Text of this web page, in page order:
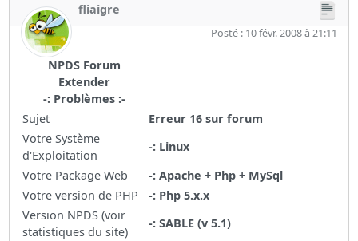
fliaigre
Posté : 10 févr. 2008 à 21:11
NPDS Forum
Extender
-: Problèmes :-
Sujet
Erreur 16 sur forum
Votre Système
d'Exploitation
-: Linux
Votre Package Web
-: Apache + Php + MySql
Votre version de PHP
-: Php 5.x.x
Version NPDS (voir
statistiques du site)
-: SABLE (v 5.1)